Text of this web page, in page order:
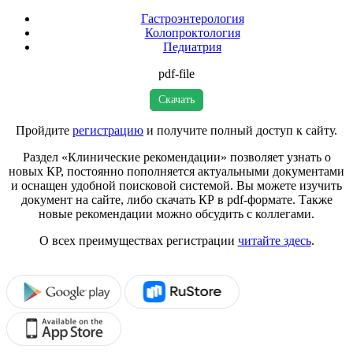
Гастроэнтерология
Колопроктология
Педиатрия
pdf-file
Скачать
Пройдите регистрацию и получите полный доступ к сайту.
Раздел «Клинические рекомендации» позволяет узнать о
новых КР, постоянно пополняется актуальными документами
и оснащен удобной поисковой системой. Вы можете изучить
документ на сайте, либо скачать КР в pdf-формате. Также
новые рекомендации можно обсудить с коллегами.
О всех преимуществах регистрации читайте здесь.